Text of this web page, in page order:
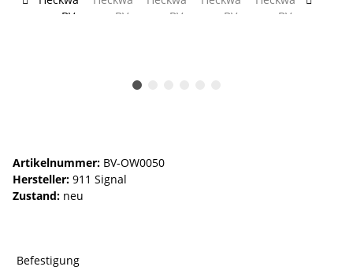
Artikelnummer: BV-OW0050
Hersteller: 911 Signal
Zustand: neu
Befestigung